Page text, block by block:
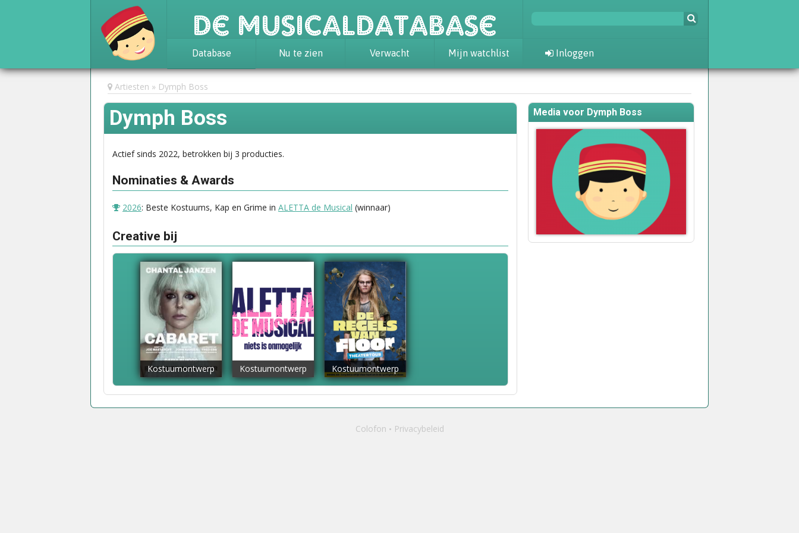
De Musicaldatabase
Database
Achtergrond
Awards
Statistieken
Nu te zien Verwacht Mijn watchlist Inloggen
Artiesten Dymph Boss
Dymph Boss
Actief sinds 2022, betrokken bij 3 producties.
Nominaties & Awards
2026: Beste Kostuums, Kap en Grime in ALETTA de Musical (winnaar)
Creative bij
Kostuumontwerp Kostuumontwerp Kostuumontwerp
Media voor Dymph Boss
Colofon Privacybeleid